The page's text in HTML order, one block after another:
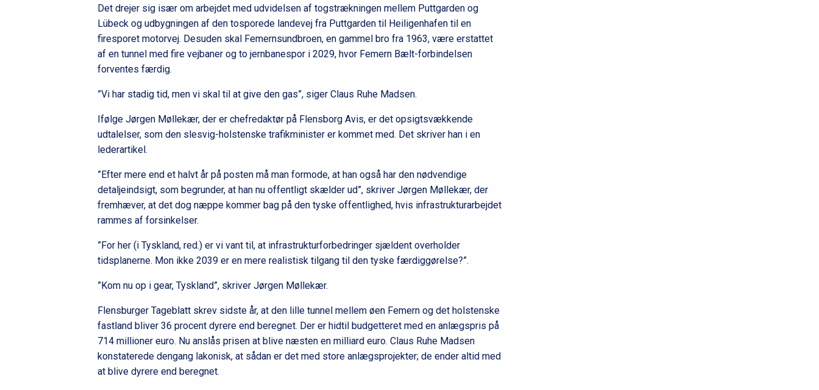
Det drejer sig især om arbejdet med udvidelsen af togstrækningen mellem Puttgarden og
Lübeck og udbygningen af den tosporede landevej fra Puttgarden til Heiligenhafen til en
firesporet motorvej. Desuden skal Femernsundbroen, en gammel bro fra 1963, være erstattet
af en tunnel med fire vejbaner og to jernbanespor i 2029, hvor Femern Bælt-forbindelsen
forventes færdig.
”Vi har stadig tid, men vi skal til at give den gas”, siger Claus Ruhe Madsen.
Ifølge Jørgen Møllekær, der er chefredaktør på Flensborg Avis, er det opsigtsvækkende
udtalelser, som den slesvig-holstenske trafikminister er kommet med. Det skriver han i en
lederartikel.
”Efter mere end et halvt år på posten må man formode, at han også har den nødvendige
detaljeindsigt, som begrunder, at han nu offentligt skælder ud”, skriver Jørgen Møllekær, der
fremhæver, at det dog næppe kommer bag på den tyske offentlighed, hvis infrastrukturarbejdet
rammes af forsinkelser.
”For her (i Tyskland, red.) er vi vant til, at infrastrukturforbedringer sjældent overholder
tidsplanerne. Mon ikke 2039 er en mere realistisk tilgang til den tyske færdiggørelse?”.
”Kom nu op i gear, Tyskland”, skriver Jørgen Møllekær.
Flensburger Tageblatt skrev sidste år, at den lille tunnel mellem øen Femern og det holstenske
fastland bliver 36 procent dyrere end beregnet. Der er hidtil budgetteret med en anlægspris på
714 millioner euro. Nu anslås prisen at blive næsten en milliard euro. Claus Ruhe Madsen
konstaterede dengang lakonisk, at sådan er det med store anlægsprojekter; de ender altid med
at blive dyrere end beregnet.